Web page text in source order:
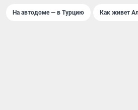
На автодоме — в Турцию Как живет